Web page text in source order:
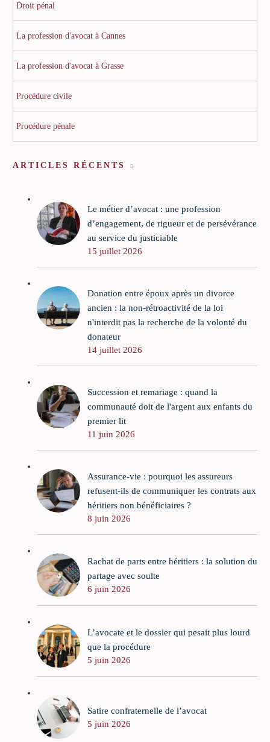
Droit pénal
La profession d'avocat à Cannes
La profession d'avocat à Grasse
Procédure civile
Procédure pénale
ARTICLES RÉCENTS
Le métier d’avocat : une profession
d’engagement, de rigueur et de persévérance
au service du justiciable
15 juillet 2026
Donation entre époux après un divorce
ancien : la non-rétroactivité de la loi
n'interdit pas la recherche de la volonté du
donateur
14 juillet 2026
Succession et remariage : quand la
communauté doit de l'argent aux enfants du
premier lit
11 juin 2026
Assurance-vie : pourquoi les assureurs
refusent-ils de communiquer les contrats aux
héritiers non bénéficiaires ?
8 juin 2026
Rachat de parts entre héritiers : la solution du
partage avec soulte
6 juin 2026
L’avocate et le dossier qui pesait plus lourd
que la procédure
5 juin 2026
Satire confraternelle de l’avocat
5 juin 2026